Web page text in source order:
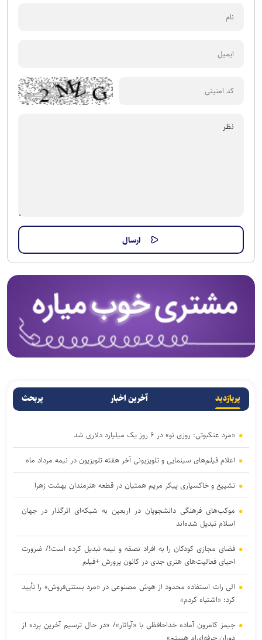
پربازدید آخرین اخبار پربحث
«مرد عنکبوتی: روزی نو» در ۶ روز یک میلیارد دلاری شد
اعلام فیلم‌های سینمایی و تلویزیونی آخر هفته تلویزیون در نیمه مرداد ماه
تشییع و خاکسپاری پیکر مریم همتیان در قطعه هنرمندان بهشت زهرا
موکب‌های فرهنگی دانشجویان در اربعین به شبکه‌ای اثرگذار در جهان
اسلام تبدیل شده‌اند
فضای مجازی کودکان را به افراد نصفه و نیمه تبدیل کرده است!/ ضرورت
احیای فعالیت‌های هنری جدی در کانون پرورش +فیلم
الی راث استفاده محدود از هوش مصنوعی در «مرد بستنی‌فروش» را تأیید
کرد؛ «اشتباه کردم»
جیمز کامرون آماده خداحافظی با «آواتار»/ «در حال ترسیم آخرین پرده از
دوران حرفه‌ای‌ام هستم»